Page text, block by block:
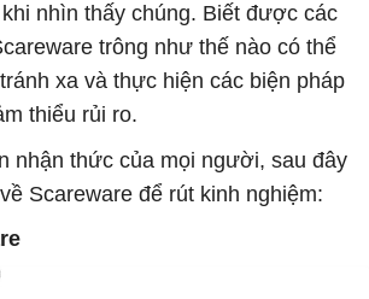
nhìn thấy chúng. Biết được các
trông như thế nào có thể
xa và thực hiện các biện pháp
thiểu rủi ro.
nhận thức của mọi người, sau đây
Scareware để rút kinh nghiệm: